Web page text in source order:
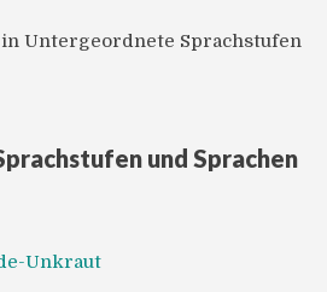
Untergeordnete Sprachstufen
und Sprachen
Unkraut